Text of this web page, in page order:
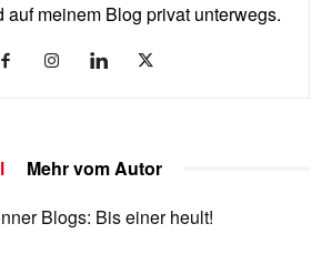
auf meinem Blog privat unterwegs.
Mehr vom Autor
Blogs: Bis einer heult!